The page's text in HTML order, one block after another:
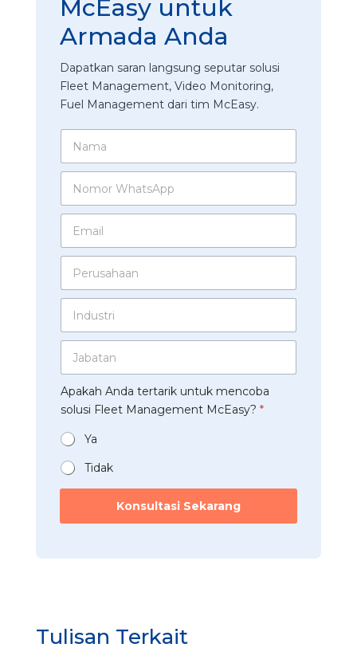
McEasy untuk
Armada Anda
Dapatkan saran langsung seputar solusi
Fleet Management, Video Monitoring,
Fuel Management dari tim McEasy.
m
m
W
t
A
p
*
a
*
A
d
n
*
r
a
a
n
*
d
r
i
b
a
t
n
Apakah Anda tertarik untuk mencoba
solusi Fleet Management McEasy? *
Ya
Tidak
Konsultasi Sekarang
Tulisan Terkait